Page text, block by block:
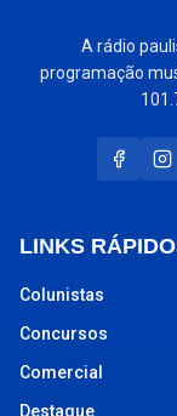
A rádio
programação
LINKS
Colunistas
Concursos
Comercial
Destaque